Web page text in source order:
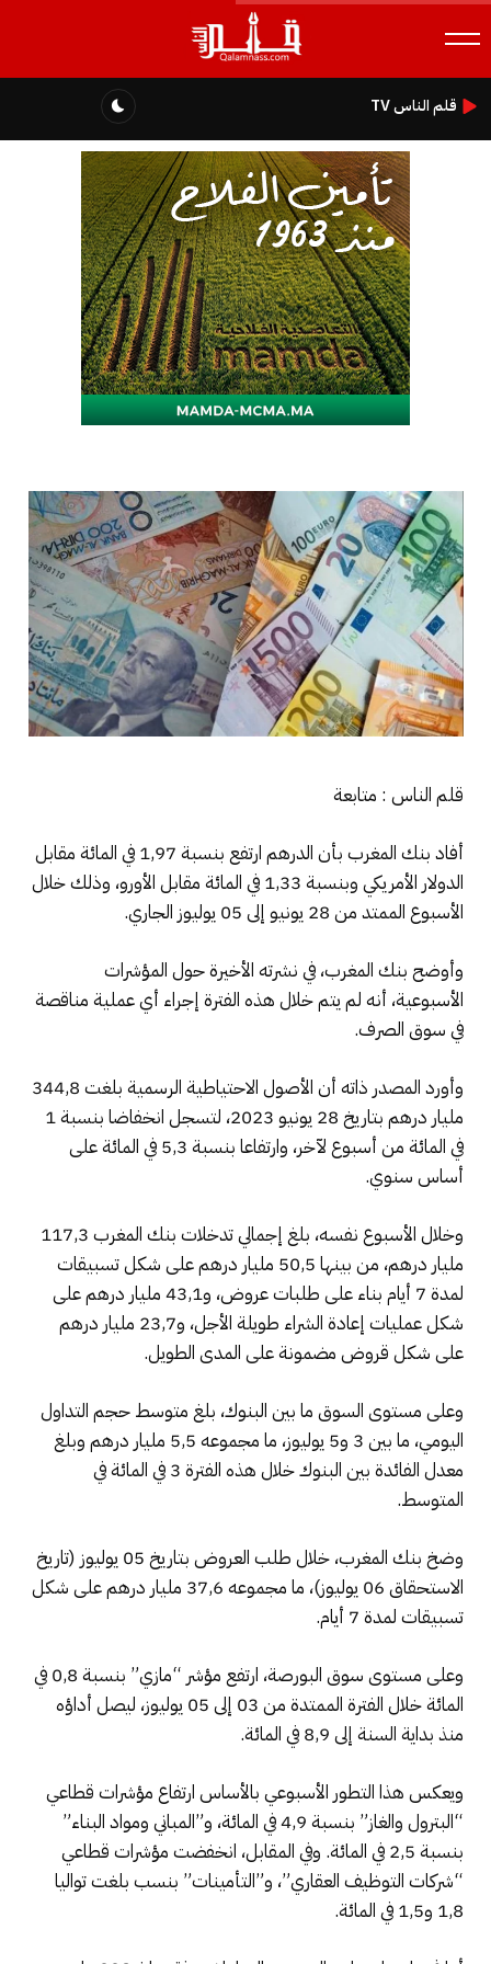
قلم الناس TV
قلم الناس : متابعة
أفاد بنك المغرب بأن الدرهم ارتفع بنسبة 1,97 في المائة مقابل
الدولار الأمريكي وبنسبة 1,33 في المائة مقابل الأورو، وذلك خلال
الأسبوع الممتد من 28 يونيو إلى 05 يوليوز الجاري.
وأوضح بنك المغرب، في نشرته الأخيرة حول المؤشرات
الأسبوعية، أنه لم يتم خلال هذه الفترة إجراء أي عملية مناقصة
في سوق الصرف.
وأورد المصدر ذاته أن الأصول الاحتياطية الرسمية بلغت 344,8
مليار درهم بتاريخ 28 يونيو 2023، لتسجل انخفاضا بنسبة 1
في المائة من أسبوع لآخر، وارتفاعا بنسبة 5,3 في المائة على
أساس سنوي.
وخلال الأسبوع نفسه، بلغ إجمالي تدخلات بنك المغرب 117,3
مليار درهم، من بينها 50,5 مليار درهم على شكل تسبيقات
لمدة 7 أيام بناء على طلبات عروض، و43,1 مليار درهم على
شكل عمليات إعادة الشراء طويلة الأجل، و23,7 مليار درهم
على شكل قروض مضمونة على المدى الطويل.
وعلى مستوى السوق ما بين البنوك، بلغ متوسط حجم التداول
اليومي، ما بين 3 و5 يوليوز، ما مجموعه 5,5 مليار درهم وبلغ
معدل الفائدة بين البنوك خلال هذه الفترة 3 في المائة في
المتوسط.
وضخ بنك المغرب، خلال طلب العروض بتاريخ 05 يوليوز (تاريخ
الاستحقاق 06 يوليوز)، ما مجموعه 37,6 مليار درهم على شكل
تسبيقات لمدة 7 أيام.
وعلى مستوى سوق البورصة، ارتفع مؤشر “مازي” بنسبة 0,8 في
المائة خلال الفترة الممتدة من 03 إلى 05 يوليوز، ليصل أداؤه
منذ بداية السنة إلى 8,9 في المائة.
ويعكس هذا التطور الأسبوعي بالأساس ارتفاع مؤشرات قطاعي
“البترول والغاز” بنسبة 4,9 في المائة، و”المباني ومواد البناء”
بنسبة 2,5 في المائة. وفي المقابل، انخفضت مؤشرات قطاعي
“شركات التوظيف العقاري”، و”التأمينات” بنسب بلغت تواليا
1,8 و1,5 في المائة.